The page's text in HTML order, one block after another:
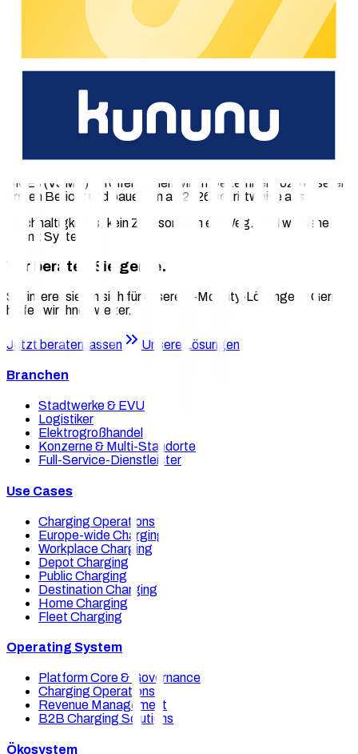
Die Zertifizierung gibt uns einen international anerkannten
Rahmen, der uns eine stetige Verbesserung abverlangt. Alle
Umweltauswirkungen erfassen wir systematisch, um sie
gezielt zu steuern.
Die externe Prüfung schafft Vertrauen und macht unser
Engagement heute nachvollziehbar und richtet den Blick auf
künftige Maßnahmen.
Eine davon wird der Nachhaltigkeitsbericht nach VSME. Ein
Meilenstein – denn die EU-Kommission hat den freiwilligen
Standard erst am 30. Juli 2025 offiziell empfohlen. Auf Basis
SMEs (VSME) veröffentlichen wir im Dezember 2025 unseren
ersten Bericht und bauen ihn ab 2026 schrittweise aus.
Nachhaltigkeit ist kein Ziel, sondern ein Weg. Und wir gehen
ihn mit System.
Wir beraten Sie gerne.
Sie interessieren sich für unsere E-Mobility-Lösungen? Gerne
helfen wir Ihnen weiter.
Jetzt beraten lassen Unsere Lösungen
Branchen
Stadtwerke & EVU
Logistiker
Elektrogroßhandel
Konzerne & Multi-Standorte
Full-Service-Dienstleister
Use Cases
Charging Operations
Europe-wide Charging
Workplace Charging
Depot Charging
Public Charging
Destination Charging
Home Charging
Fleet Charging
Operating System
Platform Core & Governance
Charging Operations
Revenue Management
B2B Charging Solutions
Ökosystem